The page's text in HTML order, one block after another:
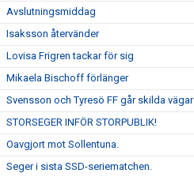
Avslutningsmiddag
Isaksson återvänder
Lovisa Frigren tackar för sig
Mikaela Bischoff förlänger
Svensson och Tyresö FF går skilda vägar
STORSEGER INFÖR STORPUBLIK!
Oavgjort mot Sollentuna.
Seger i sista SSD-seriematchen.